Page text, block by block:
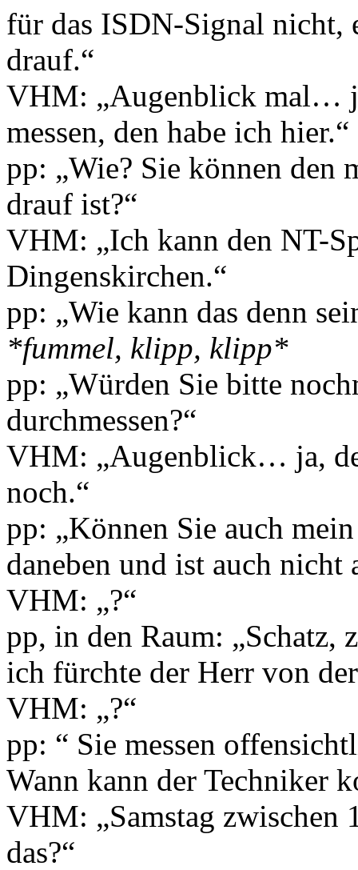
für das ISDN-Signal nicht,
drauf.“
VHM: „Augenblick mal…
messen, den habe ich hier.“
pp: „Wie? Sie können den
drauf ist?“
VHM: „Ich kann den NT-
Dingenskirchen.“
pp: „Wie kann das denn
*fummel, klipp, klipp*
pp: „Würden Sie bitte
durchmessen?“
VHM: „Augenblick… ja,
noch.“
pp: „Können Sie auch
daneben und ist auch nicht
VHM: „?“
pp, in den Raum: „Schatz,
ich fürchte der Herr von
VHM: „?“
pp: “ Sie messen
Wann kann der Techniker
VHM: „Samstag zwischen
das?“